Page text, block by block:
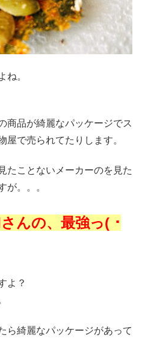
ね。
商品が綺麗なパッケージでス
屋で売られてたりします。
たことないメーカーのを見た
が。。。
んの、最強っ( ･
よ？
ら綺麗なパッケージがあって